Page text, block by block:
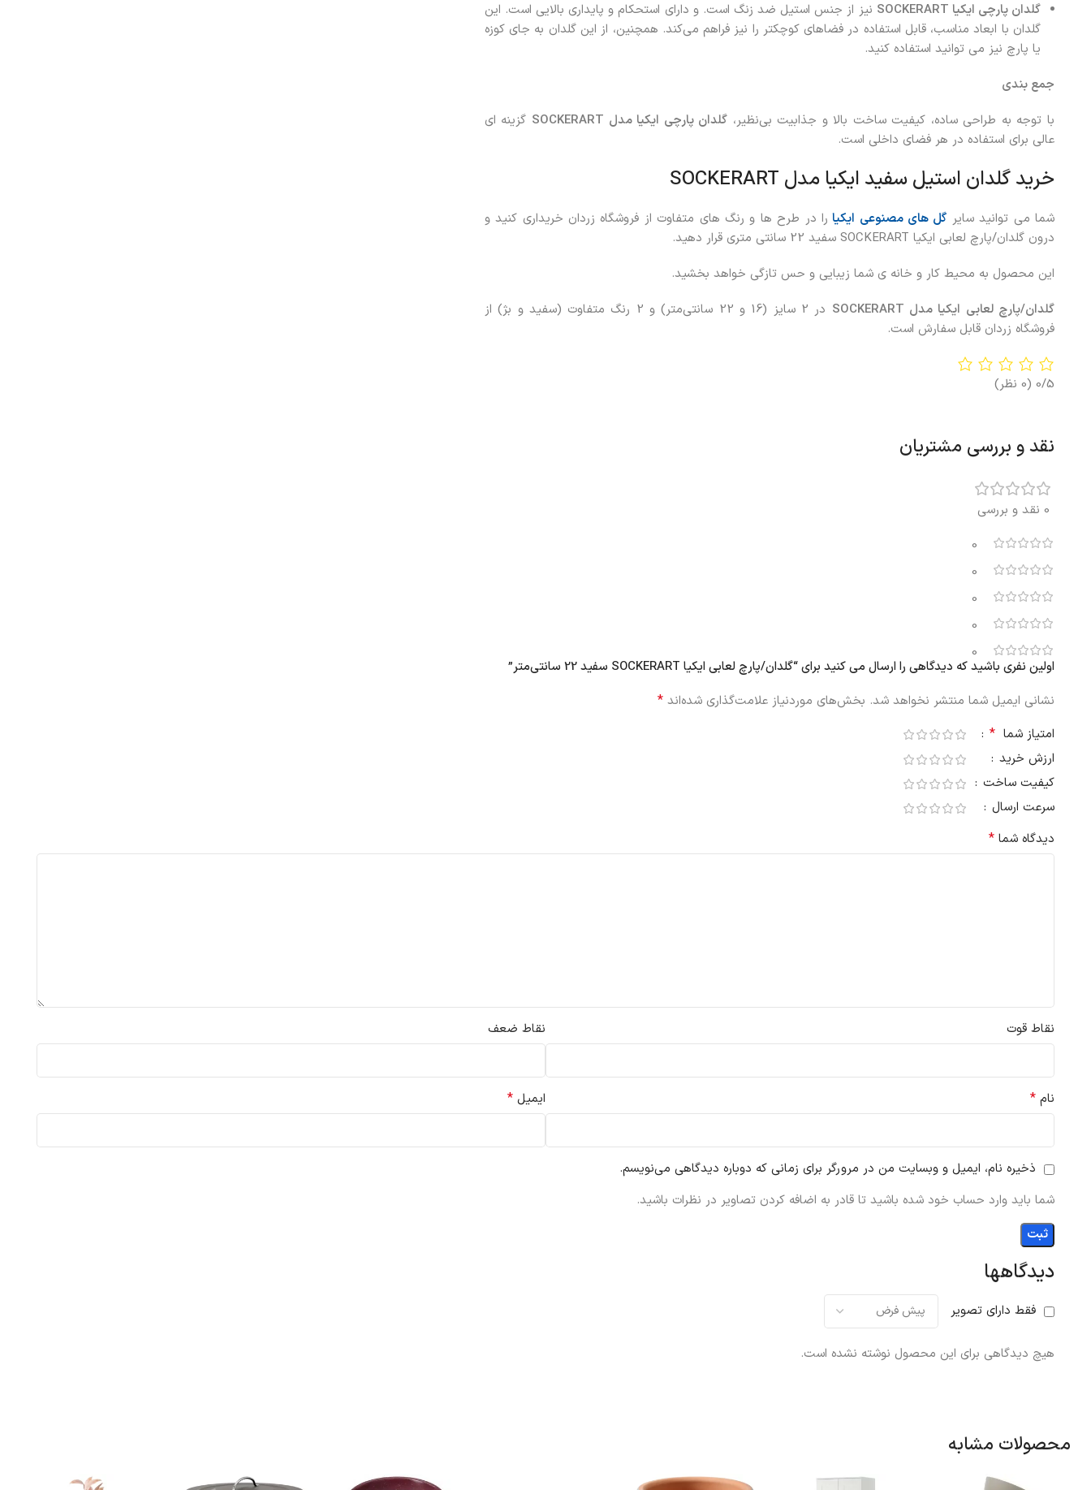
گلدان پارچی ایکیا
نیز از جنس استیل ضد زنگ است. و دارای استحکام و پایداری بالایی است. این
گلدان با ابعاد مناسب، قابل استفاده در فضاهای کوچکتر را نیز فراهم می‌کند. همچنین، از این گلدان به جای کوزه
یا پارچ نیز می توانید استفاده کنید.
جمع بندی
با توجه به طراحی ساده، کیفیت ساخت بالا و جذابیت بی‌نظیر، گلدان پارچی ایکیا مدل
گزینه ای
عالی برای استفاده در هر فضای داخلی است.
خرید گلدان استیل سفید ایکیا مدل SOCKERART
شما می توانید سایر گل های مصنوعی ایکیا را در طرح ها و رنگ های متفاوت از فروشگاه زردان خریداری کنید و
درون گلدان/پارچ لعابی ایکیا SOCKERART سفید 22 سانتی متری قرار دهید.
این محصول به محیط کار و خانه ی شما زیبایی و حس تازگی خواهد بخشید.
گلدان/پارچ لعابی ایکیا مدل SOCKERART
در 2 سایز (16 و 22 سانتی‌متر) و 2 رنگ متفاوت (سفید و بژ) از
فروشگاه زردان قابل سفارش است.
0/5 (0 نظر)
نقد و بررسی مشتریان
0 نقد و بررسی
0
0
0
0
0
دیدگاهها
فقط دارای تصویر
هیچ دیدگاهی برای این محصول نوشته نشده است.
اولین نفری باشید که دیدگاهی را ارسال می کنید برای “گلدان/پارچ لعابی ایکیا SOCKERART سفید 22 سانتی‌متر”
نشانی ایمیل شما منتشر نخواهد شد. بخش‌های موردنیاز علامت‌گذاری شده‌اند *
امتیاز شما *
ارزش خرید
کیفیت ساخت
سرعت ارسال
دیدگاه شما *
نقاط قوت نقاط ضعف
نام * ایمیل *
ذخیره نام، ایمیل و وبسایت من در مرورگر برای زمانی که دوباره دیدگاهی می‌نویسم.
شما باید وارد حساب خود شده باشید تا قادر به اضافه کردن تصاویر در نظرات باشید.
محصولات مشابه